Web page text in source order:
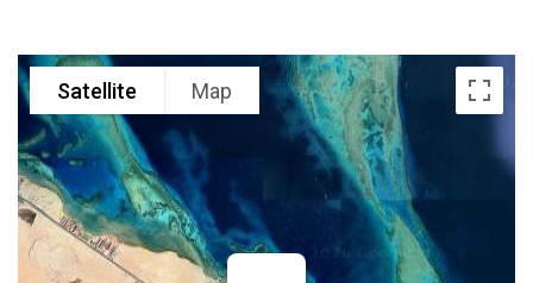
Map
Satellite